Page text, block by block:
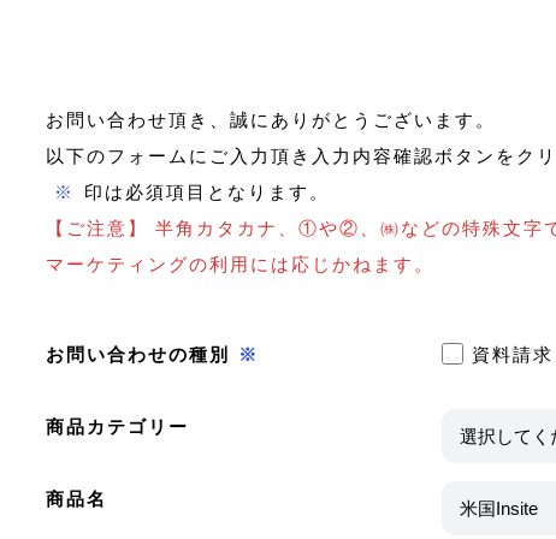
お問い合わせ頂き、誠にありがとうございます。
以下のフォームにご入力頂き入力内容確認ボタンをク
※
印は必須項目となります。
【ご注意】 半角カタカナ、①や②、㈱などの特殊文字
マーケティングの利用には応じかねます。
お問い合わせの種別 ※ 資料請求
商品カテゴリー
商品名